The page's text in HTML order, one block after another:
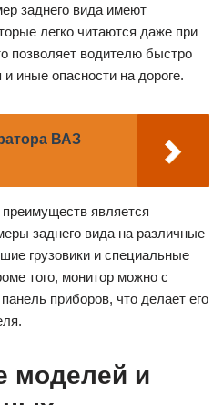
заднего вида имеют
легко читаются даже при
позволяет водителю быстро
иные опасности на дороге.
ВАЗ
является
заднего вида на различные
грузовики и специальные
того, монитор можно с
приборов, что делает его
моделей и